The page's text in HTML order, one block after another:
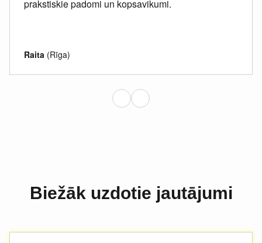
prakstiskie padomi un kopsavikumi.
Raita (Rīga)
Biežāk uzdotie jautājumi